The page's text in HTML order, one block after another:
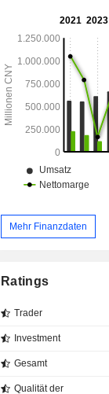
Mehr Finanzdaten
Ratings
Trader
Investment
Gesamt
Qualität der